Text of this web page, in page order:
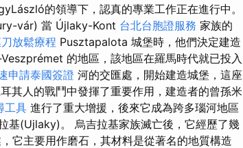
的領導下，認真的專業工作正在進行中。
vár) 當 Újlaky-Kont 台北台胞證服務 家族的
放鬆療程 Pusztapalota 城堡時，他們決定建造
的地區，該地區在羅馬時代就已投入
申請泰國簽證 河的交匯處，開始建造城堡，這座
其人的戰鬥中發揮了重要作用，建造者的曾孫米
工具 進行了重大增援，後來它成為跨多瑙河地區
基(Ujlaky)。 烏吉拉基家族滅亡後，它經歷了幾
它主要用作磨石，其材料是從著名的地質構造